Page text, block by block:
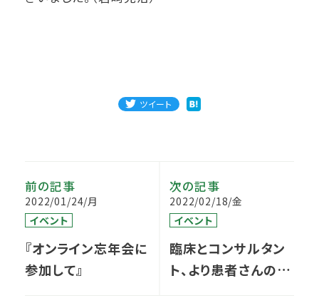
ツイート
前の記事
2022/01/24/月
イベント
『オンライン忘年会に
参加して』
次の記事
2022/02/18/金
イベント
臨床とコンサルタン
ト、より患者さんの役